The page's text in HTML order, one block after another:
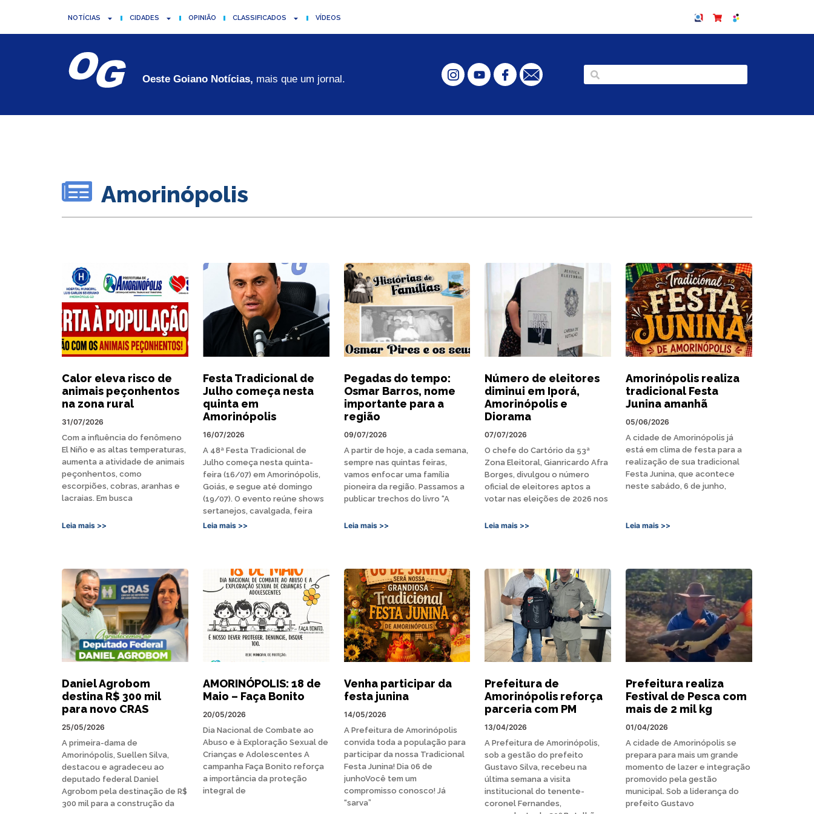
NOTÍCIAS CIDADES OPINIÃO CLASSIFICADOS VÍDEOS
Oeste Goiano Notícias, mais que um jornal.
Amorinópolis
Calor eleva risco de
animais peçonhentos
na zona rural
31/07/2026
Com a influência do fenômeno
El Niño e as altas temperaturas,
aumenta a atividade de animais
peçonhentos, como
escorpiões, cobras, aranhas e
lacraias. Em busca
Leia mais >>
Festa Tradicional de
Julho começa nesta
quinta em
Amorinópolis
16/07/2026
A 48ª Festa Tradicional de
Julho começa nesta quinta-
feira (16/07) em Amorinópolis,
Goiás, e segue até domingo
(19/07). O evento reúne shows
sertanejos, cavalgada, feira
Leia mais >>
Pegadas do tempo:
Osmar Barros, nome
importante para a
região
09/07/2026
A partir de hoje, a cada semana,
sempre nas quintas feiras,
vamos enfocar uma família
pioneira da região. Passamos a
publicar trechos do livro “A
Leia mais >>
Número de eleitores
diminui em Iporá,
Amorinópolis e
Diorama
07/07/2026
O chefe do Cartório da 53ª
Zona Eleitoral, Gianricardo Afra
Borges, divulgou o número
oficial de eleitores aptos a
votar nas eleições de 2026 nos
Leia mais >>
Amorinópolis realiza
tradicional Festa
Junina amanhã
05/06/2026
A cidade de Amorinópolis já
está em clima de festa para a
realização de sua tradicional
Festa Junina, que acontece
neste sabádo, 6 de junho,
Leia mais >>
Daniel Agrobom
destina R$ 300 mil
para novo CRAS
25/05/2026
A primeira-dama de
Amorinópolis, Suellen Silva,
destacou e agradeceu ao
deputado federal Daniel
Agrobom pela destinação de R$
300 mil para a construção da
AMORINÓPOLIS: 18 de
Maio – Faça Bonito
20/05/2026
Dia Nacional de Combate ao
Abuso e à Exploração Sexual de
Crianças e Adolescentes A
campanha Faça Bonito reforça
a importância da proteção
integral de
Venha participar da
festa junina
14/05/2026
A Prefeitura de Amorinópolis
convida toda a população para
participar da nossa Tradicional
Festa Junina! Dia 06 de
junhoVocê tem um
compromisso conosco! Já
“sarva”
Prefeitura de
Amorinópolis reforça
parceria com PM
13/04/2026
A Prefeitura de Amorinópolis,
sob a gestão do prefeito
Gustavo Silva, recebeu na
última semana a visita
institucional do tenente-
coronel Fernandes,
Prefeitura realiza
Festival de Pesca com
mais de 2 mil kg
01/04/2026
A cidade de Amorinópolis se
prepara para mais um grande
momento de lazer e integração
promovido pela gestão
municipal. Sob a liderança do
prefeito Gustavo